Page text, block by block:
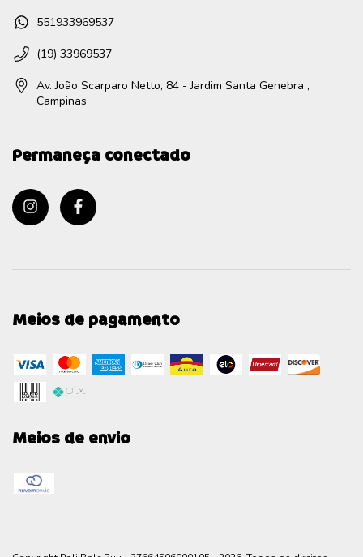
551933969537
(19) 33969537
Av. João Scarparo Netto, 84 - Jardim Santa Genebra ,
Campinas
Permaneça conectado
Meios de pagamento
Meios de envio